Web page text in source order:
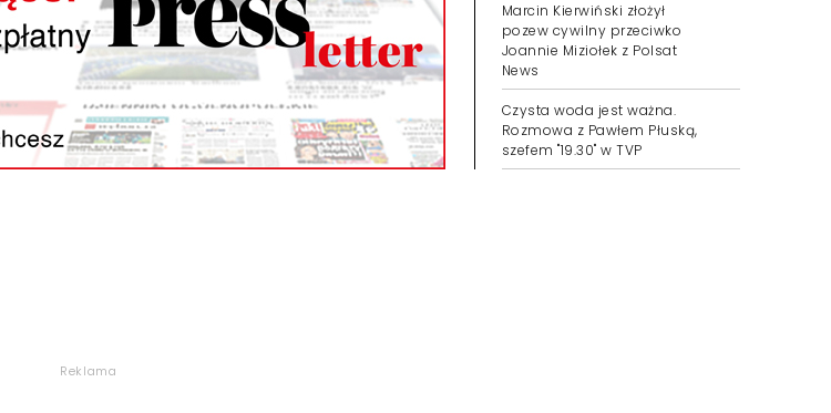
Marcin Kierwiński złożył
pozew cywilny przeciwko
Joannie Miziołek z Polsat
News
Czysta woda jest ważna.
Rozmowa z Pawłem Płuską,
szefem "19.30" w TVP